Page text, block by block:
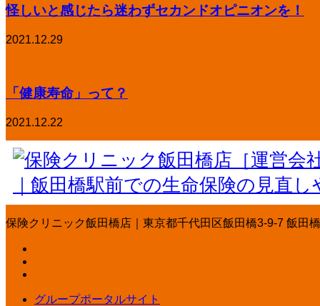
怪しいと感じたら迷わずセカンドオピニオンを！
2021.12.29
「健康寿命」って？
2021.12.22
保険クリニック飯田橋店｜東京都千代田区飯田橋3-9-7 飯田
グループポータルサイト